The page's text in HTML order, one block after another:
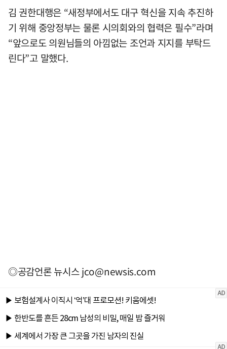
김 권한대행은 “새정부에서도 대구 혁신을 지속 추진하
기 위해 중앙정부는 물론 시의회와의 협력은 필수”라며
“앞으로도 의원님들의 아낌없는 조언과 지지를 부탁드
린다”고 말했다.
◎공감언론 뉴시스jco@newsis.com